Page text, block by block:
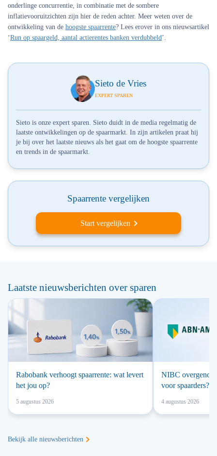
onderlinge concurrentie, in combinatie met de sombere
inflatievooruitzichten zijn hier de reden achter. Meer weten over de
ontwikkeling van de hoogste spaarrente? Lees erover in ons nieuwsartikel
‘Run op spaargeld, aantal actierentes banken verdubbeld’.
Sieto de Vries
EXPERT SPAREN
Sieto is onze expert sparen. Sieto duidt in de media regelmatig de
laatste ontwikkelingen op de spaarmarkt. In zijn artikelen praat hij
je bij over het laatste nieuws als het gaat om de hoogste spaarrente
en trends in de spaarmarkt.
Spaarrente vergelijken
Start vergelijken
Laatste nieuwsberichten over sparen
Rabobank verhoogt spaarrente: wat levert
het jou op?
5 augustus 2026
NIBC
voor spaarders?
4 augustus 2026
Bekijk alle nieuwsberichten